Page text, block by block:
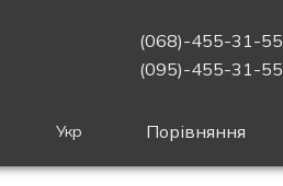
(068)-455-31-55
(095)-455-31-55
Укр Порівняння